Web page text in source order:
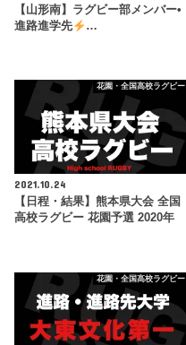
【山形南】ラグビー部メンバー•
進路進学先
…
花園・全国高校ラグビー
2021.10.24
【日程・結果】熊本県大会 全国
高校ラグビー 花園予選 2020年
花園・全国高校ラグビー